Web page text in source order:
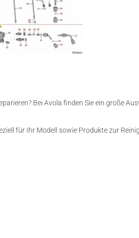
Bei Avola finden Sie ein große
für Ihr Modell sowie Produkte zur